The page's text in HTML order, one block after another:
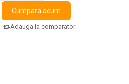
Adauga la comparator